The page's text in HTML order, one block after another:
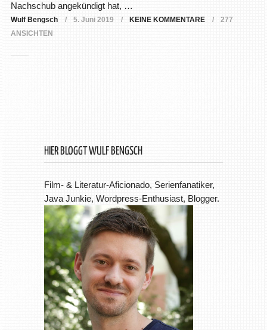
Nachschub angekündigt hat, …
Wulf Bengsch 5. Juni 2019 KEINE KOMMENTARE
277
ANSICHTEN
HIER BLOGGT WULF BENGSCH
Film- & Literatur-Aficionado, Serienfanatiker,
Java Junkie, Wordpress-Enthusiast, Blogger.